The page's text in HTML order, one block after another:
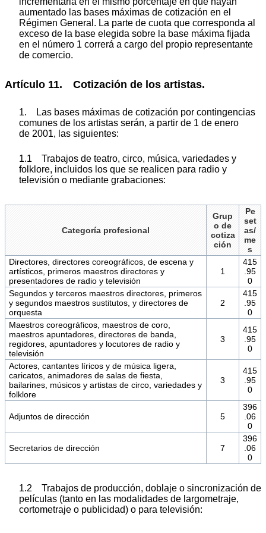
aumentado las bases máximas de cotización en el
Régimen General. La parte de cuota que corresponda al
exceso de la base elegida sobre la base máxima fijada
en el número 1 correrá a cargo del propio representante
de comercio.
Artículo 11. Cotización de los artistas.
1. Las bases máximas de cotización por contingencias
comunes de los artistas serán, a partir de 1 de enero
de 2001, las siguientes:
1.1 Trabajos de teatro, circo, música, variedades y
folklore, incluidos los que se realicen para radio y
televisión o mediante grabaciones:
Categoría profesional
Grup
o de
cotiza
ción
Pe
set
as/
me
s
Directores, directores coreográficos, de escena y
artísticos, primeros maestros directores y
presentadores de radio y televisión
1
415
.95
0
Segundos y terceros maestros directores, primeros
y segundos maestros sustitutos, y directores de
orquesta
2
415
.95
0
Maestros coreográficos, maestros de coro,
maestros apuntadores, directores de banda,
regidores, apuntadores y locutores de radio y
televisión
3
415
.95
0
Actores, cantantes líricos y de música ligera,
caricatos, animadores de salas de fiesta,
bailarines, músicos y artistas de circo, variedades y
folklore
3
415
.95
0
Adjuntos de dirección 5
396
.06
0
Secretarios de dirección 7
396
.06
0
1.2 Trabajos de producción, doblaje o sincronización de
películas (tanto en las modalidades de largometraje,
cortometraje o publicidad) o para televisión: